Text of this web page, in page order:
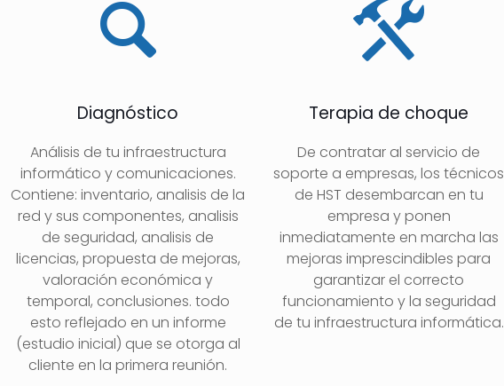
Diagnóstico
Análisis de tu infraestructura
informático y comunicaciones.
Contiene: inventario, analisis de la
red y sus componentes, analisis
de seguridad, analisis de
licencias, propuesta de mejoras,
valoración económica y
temporal, conclusiones. todo
esto reflejado en un informe
(estudio inicial) que se otorga al
cliente en la primera reunión.
Terapia de choque
De contratar al servicio de
soporte a empresas, los técnicos
de HST desembarcan en tu
empresa y ponen
inmediatamente en marcha las
mejoras imprescindibles para
garantizar el correcto
funcionamiento y la seguridad
de tu infraestructura informática.